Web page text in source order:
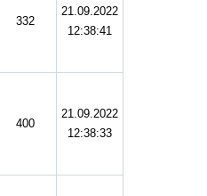
332
21.09.2022
12:38:41
400
21.09.2022
12:38:33